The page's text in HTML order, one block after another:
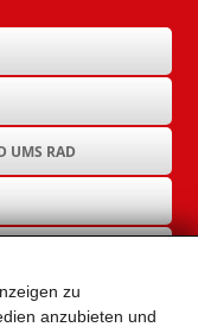
zu
anzubieten und
UMS RAD